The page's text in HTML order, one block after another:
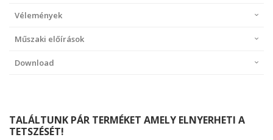
Vélemények
Műszaki előírások
Download
TALÁLTUNK PÁR TERMÉKET AMELY ELNYERHETI A
TETSZÉSÉT!